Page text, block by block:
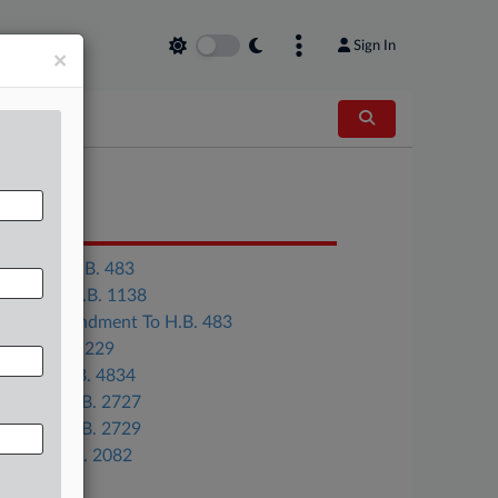
Sign In
H.B. 483
H.B. 1138
Amendment To H.B. 483
H.B. 229
H.B. 4834
H.B. 2727
H.B. 2729
L.D. 2082
×